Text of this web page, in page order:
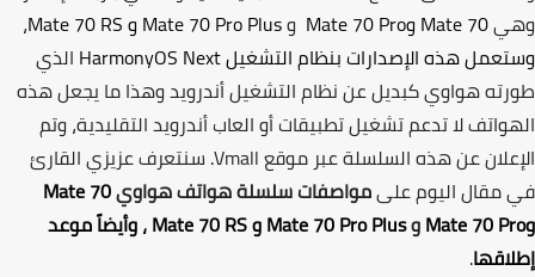
Mate 70وMate 70 Proو Mate 70 Pro PlusوMate 70 RS،
هذه الإصدارات بنظام التشغيلHarmonyOS Nextالذي
هواوي كبديل عن نظام التشغيل أندرويد وهذا ما يجعل هذه
لا تدعم تشغيل تطبيقات أو العاب أندرويد التقليدية،وتم
عن هذه السلسلة عبر موقعVmall
.سنتعرف عزيزي القارئ
اليوم علىمواصفات سلسلة هواتف هواويMate 70
Mate 70وMate 70 Pro PlusوMate 70 RS،وأيضاً موعد
.